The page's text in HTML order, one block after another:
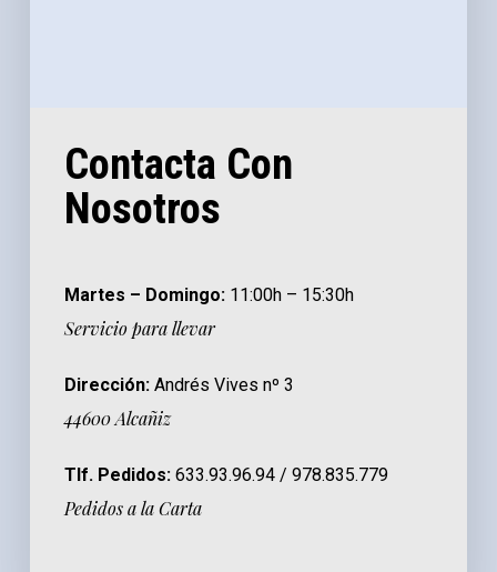
Contacta Con
Nosotros
Martes – Domingo: 11:00h – 15:30h
Servicio para llevar
Dirección: Andrés Vives nº 3
44600 Alcañiz
Tlf. Pedidos: 633.93.96.94 / 978.835.779
Pedidos a la Carta